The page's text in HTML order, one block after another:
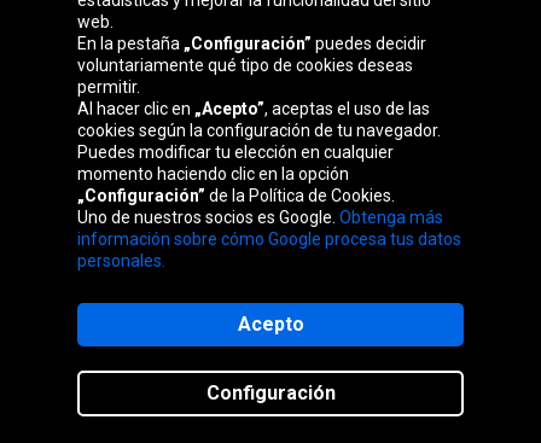
Belgique
republika
France Italia Magyarország Nederland
Österreich Polska
Slovenská
republika
United
Kingdom
Mapa del sitio web
web.
En la pestaña „Configuración” puedes decidir
voluntariamente qué tipo de cookies deseas
permitir.
Al hacer clic en „Acepto”, aceptas el uso de las
cookies según la configuración de tu navegador.
Puedes modificar tu elección en cualquier
momento haciendo clic en la opción
„Configuración” de la Política de Cookies.
Uno de nuestros socios es Google. Obtenga más
información sobre cómo Google procesa tus datos
personales.
Configuración
Acepto